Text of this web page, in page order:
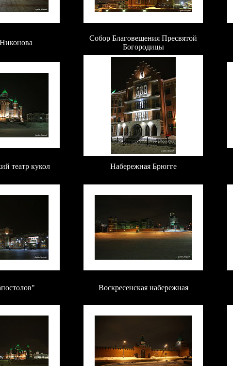
Собор Благовещения Пресвятой
Богородицы
театр кукол Набережная Брюгге
Воскресенская набережная